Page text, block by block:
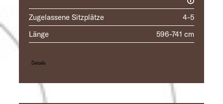
Zugelassene Sitzplätze
4-5
Länge
596-741 cm
Details